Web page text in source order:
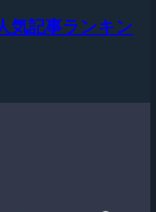
気記事ランキン